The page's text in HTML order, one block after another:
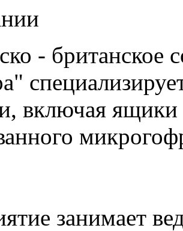
-
включая ящики
занимает